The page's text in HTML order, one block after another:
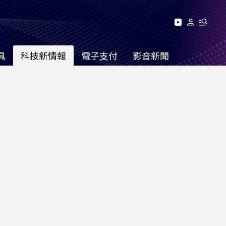
科技新情報 電子支付 影音新聞